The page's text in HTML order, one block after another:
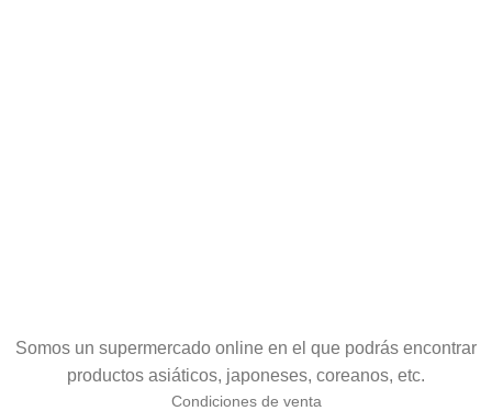
Somos un supermercado online en el que podrás encontrar
productos asiáticos, japoneses, coreanos, etc.
Condiciones de venta